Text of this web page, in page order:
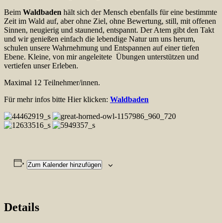
Beim Waldbaden hält sich der Mensch ebenfalls für eine bestimmte
Zeit im Wald auf, aber ohne Ziel, ohne Bewertung, still, mit offenen
Sinnen, neugierig und staunend, entspannt. Der Atem gibt den Takt
und wir genießen einfach die lebendige Natur um uns herum,
schulen unsere Wahrnehmung und Entspannen auf einer tiefen
Ebene. Kleine, von mir angeleitete Übungen unterstützen und
vertiefen unser Erleben.
Maximal 12 Teilnehmer/innen.
Für mehr infos bitte Hier klicken: Waldbaden
Zum Kalender hinzufügen
Details